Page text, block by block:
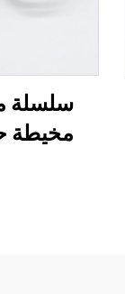
سلسلة
مخيطة